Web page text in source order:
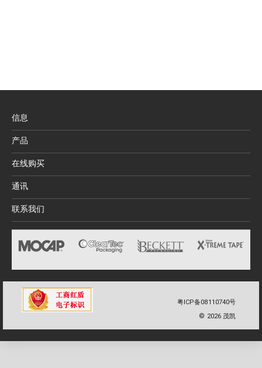
信息
产品
在线购买
通讯
联系我们
粤ICP备08110740号
© 2026 茂凯